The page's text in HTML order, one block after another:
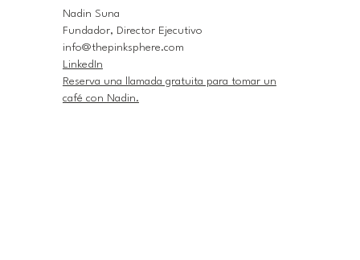
Nadin Suna
Fundador, Director Ejecutivo
info@thepinksphere.com
LinkedIn
Reserva una llamada gratuita para tomar un
café con Nadin.